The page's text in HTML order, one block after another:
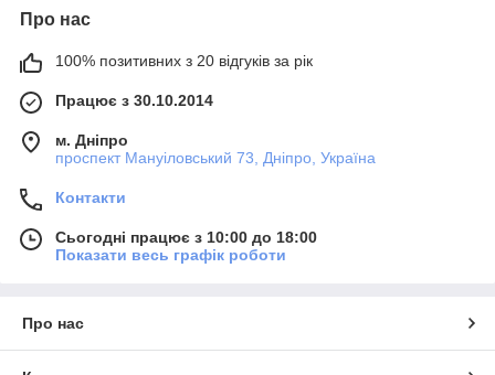
Про нас
100% позитивних з 20 відгуків за рік
Працює з 30.10.2014
м. Дніпро
проспект Мануіловський 73, Дніпро, Україна
Контакти
Сьогодні працює з 10:00 до 18:00
Показати весь графік роботи
Про нас